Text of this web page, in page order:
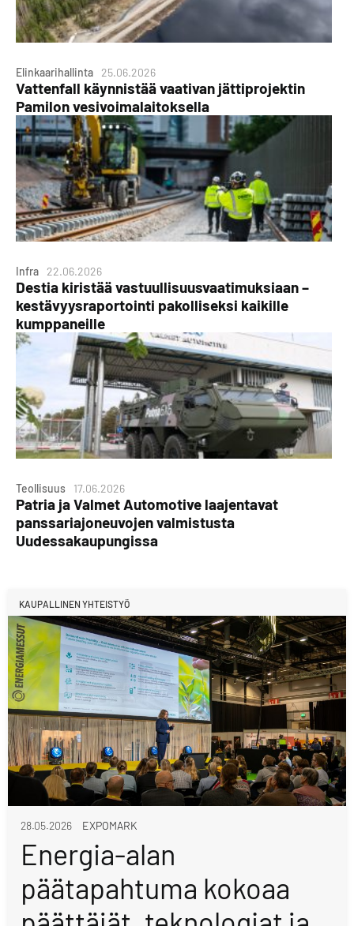
Elinkaarihallinta 25.06.2026
Vattenfall käynnistää vaativan jättiprojektin
Pamilon vesivoimalaitoksella
Infra 22.06.2026
Destia kiristää vastuullisuusvaatimuksiaan –
kestävyysraportointi pakolliseksi kaikille
kumppaneille
Teollisuus 17.06.2026
Patria ja Valmet Automotive laajentavat
panssariajoneuvojen valmistusta
Uudessakaupungissa
KAUPALLINEN YHTEISTYÖ
28.05.2026 EXPOMARK
Energia-alan
päätapahtuma kokoaa